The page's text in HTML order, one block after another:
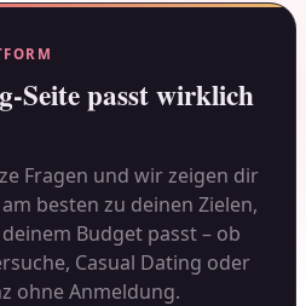
Seite passt wirklich
Fragen und wir zeigen dir
besten zu deinen Zielen,
Budget passt – ob
Casual Dating oder
ohne Anmeldung.